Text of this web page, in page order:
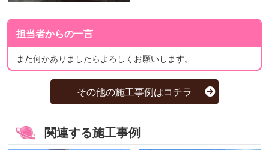
担当者からの一言
また何かありましたらよろしくお願いします。
その他の施工事例はコチラ
関連する施工事例